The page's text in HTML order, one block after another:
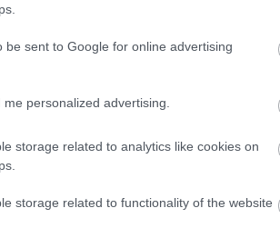
be sent to Google for online advertising
personalized advertising.
storage related to analytics like cookies on
storage related to functionality of the website